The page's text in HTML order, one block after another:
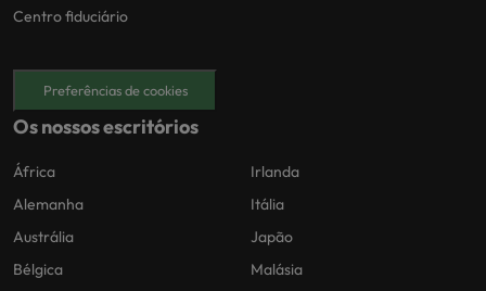
Centro fiduciário
Preferências de cookies
Os nossos escritórios
África
Alemanha
Austrália
Bélgica
Irlanda
Itália
Japão
Malásia